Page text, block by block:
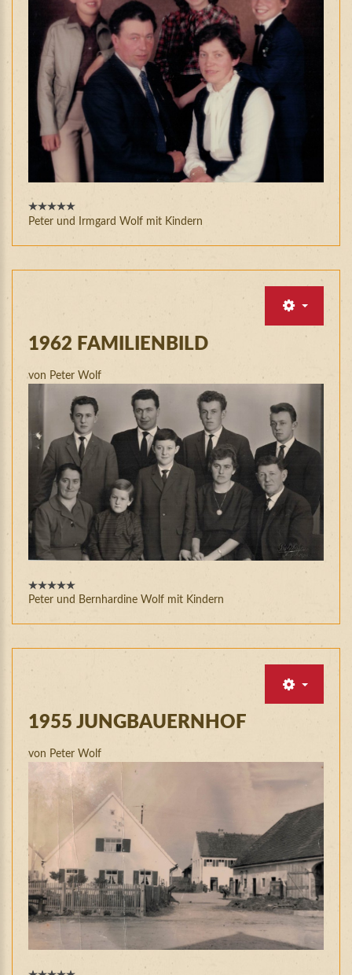
Peter und Irmgard Wolf mit Kindern
1962 FAMILIENBILD
von Peter Wolf
Peter und Bernhardine Wolf mit Kindern
1955 JUNGBAUERNHOF
von Peter Wolf